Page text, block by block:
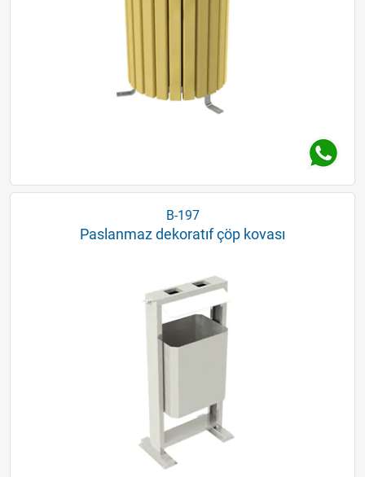
B-197
Paslanmaz dekoratıf çöp kovası